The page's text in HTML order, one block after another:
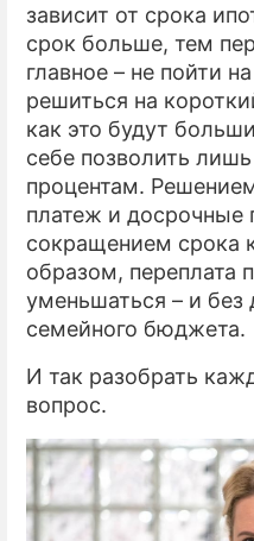
зависит от срока
срок больше, тем
главное – не пойти
решиться на
как это будут
себе позволить
процентам.
платеж и досрочные
сокращением срока
образом, переплата
уменьшаться – и без
семейного бюджета.
И так разобрать
вопрос.